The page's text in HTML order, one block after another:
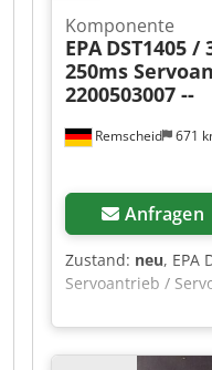
Remscheid 671
Komponente
EPA DST1405 /
250ms
2200503007 --
Anfragen
Zustand: neu, EPA
Servoantrieb /
Lieferumfang gem.